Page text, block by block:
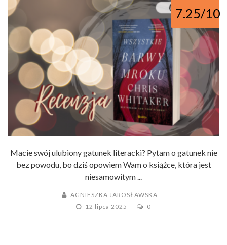
7.25/10
Macie swój ulubiony gatunek literacki? Pytam o gatunek nie
bez powodu, bo dziś opowiem Wam o książce, która jest
niesamowitym ...
AGNIESZKA JAROSŁAWSKA
12 lipca 2025
0